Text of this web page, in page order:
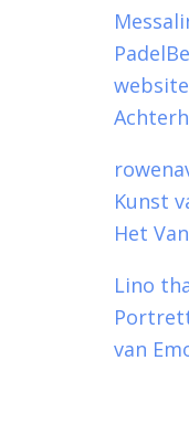
Kunst
Het
Lino
van